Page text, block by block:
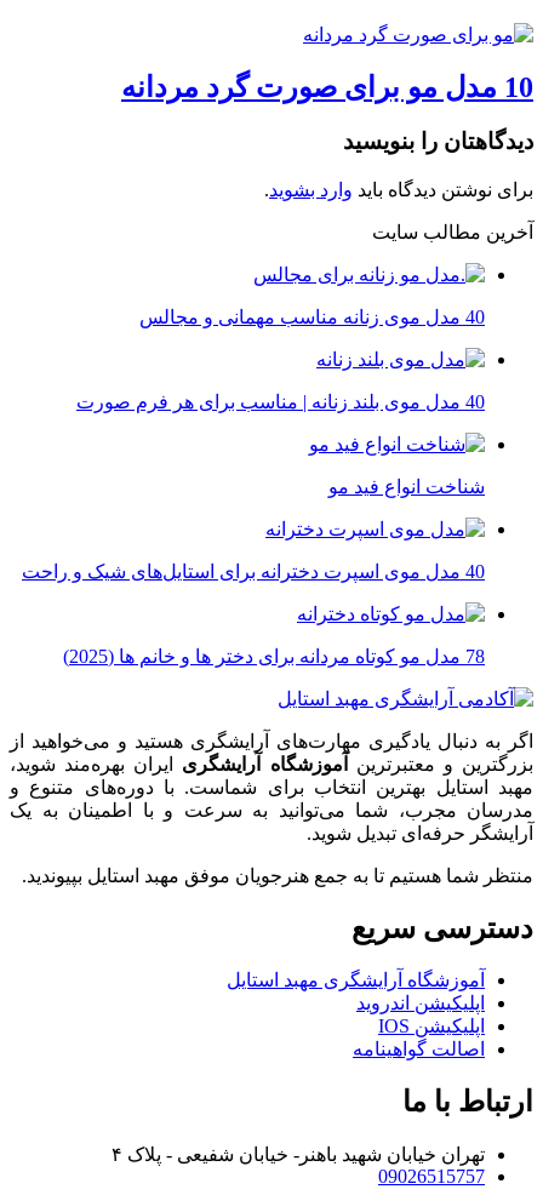
10 مدل مو برای صورت گرد مردانه
دیدگاهتان را بنویسید
برای نوشتن دیدگاه باید وارد بشوید.
آخرین مطالب سایت
40 مدل موی زنانه مناسب مهمانی و مجالس
40 مدل موی بلند زنانه | مناسب برای هر فرم صورت
شناخت انواع فید مو
40 مدل موی اسپرت دخترانه برای استایل‌های شیک و راحت
78 مدل مو کوتاه مردانه برای دختر ها و خانم ها (2025)
اگر به دنبال یادگیری مهارت‌های آرایشگری هستید و می‌خواهید از
بزرگترین و معتبرترین
آموزشگاه آرایشگری ایران بهره‌مند شوید،
مهبد استایل بهترین انتخاب برای شماست. با دوره‌های متنوع و
مدرسان مجرب، شما می‌توانید به سرعت و با اطمینان به یک
آرایشگر حرفه‌ای تبدیل شوید.
منتظر شما هستیم تا به جمع هنرجویان موفق مهبد استایل بپیوندید.
دسترسی سریع
آموزشگاه آرایشگری مهبد استایل
اپلیکیشن اندروید
اپلیکیشن IOS
اصالت گواهینامه
ارتباط با ما
تهران خیابان شهید باهنر- خیابان شفیعی - پلاک ۴
09026515757